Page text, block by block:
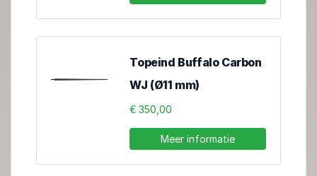
Topeind Buffalo Carbon
WJ (Ø11 mm)
€ 350,00
Meer informatie